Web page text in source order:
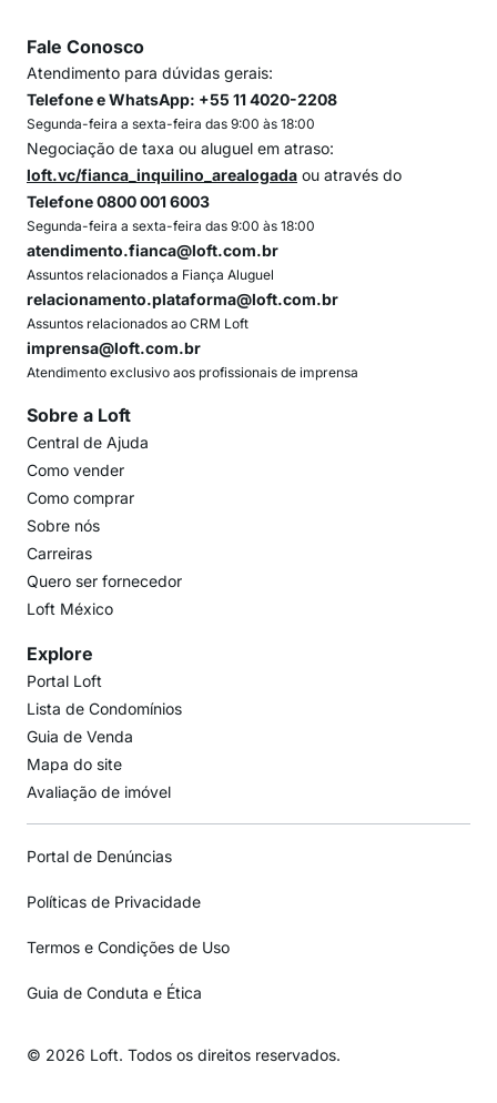
Fale Conosco
Atendimento para dúvidas gerais:
Telefone e WhatsApp: +55 11 4020-2208
Segunda-feira a sexta-feira das 9:00 às 18:00
Negociação de taxa ou aluguel em atraso:
loft.vc/fianca_inquilino_arealogada ou através do
Telefone 0800 001 6003
Segunda-feira a sexta-feira das 9:00 às 18:00
atendimento.fianca@loft.com.br
Assuntos relacionados a Fiança Aluguel
relacionamento.plataforma@loft.com.br
Assuntos relacionados ao CRM Loft
imprensa@loft.com.br
Atendimento exclusivo aos profissionais de imprensa
Sobre a Loft
Central de Ajuda
Como vender
Como comprar
Sobre nós
Carreiras
Quero ser fornecedor
Loft México
Explore
Portal Loft
Lista de Condomínios
Guia de Venda
Mapa do site
Avaliação de imóvel
Portal de Denúncias
Políticas de Privacidade
Termos e Condições de Uso
Guia de Conduta e Ética
© 2026 Loft. Todos os direitos reservados.